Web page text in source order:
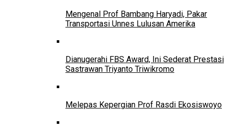
Mengenal Prof Bambang Haryadi, Pakar
Transportasi Unnes Lulusan Amerika
Dianugerahi FBS Award, Ini Sederat Prestasi
Sastrawan Triyanto Triwikromo
Melepas Kepergian Prof Rasdi Ekosiswoyo